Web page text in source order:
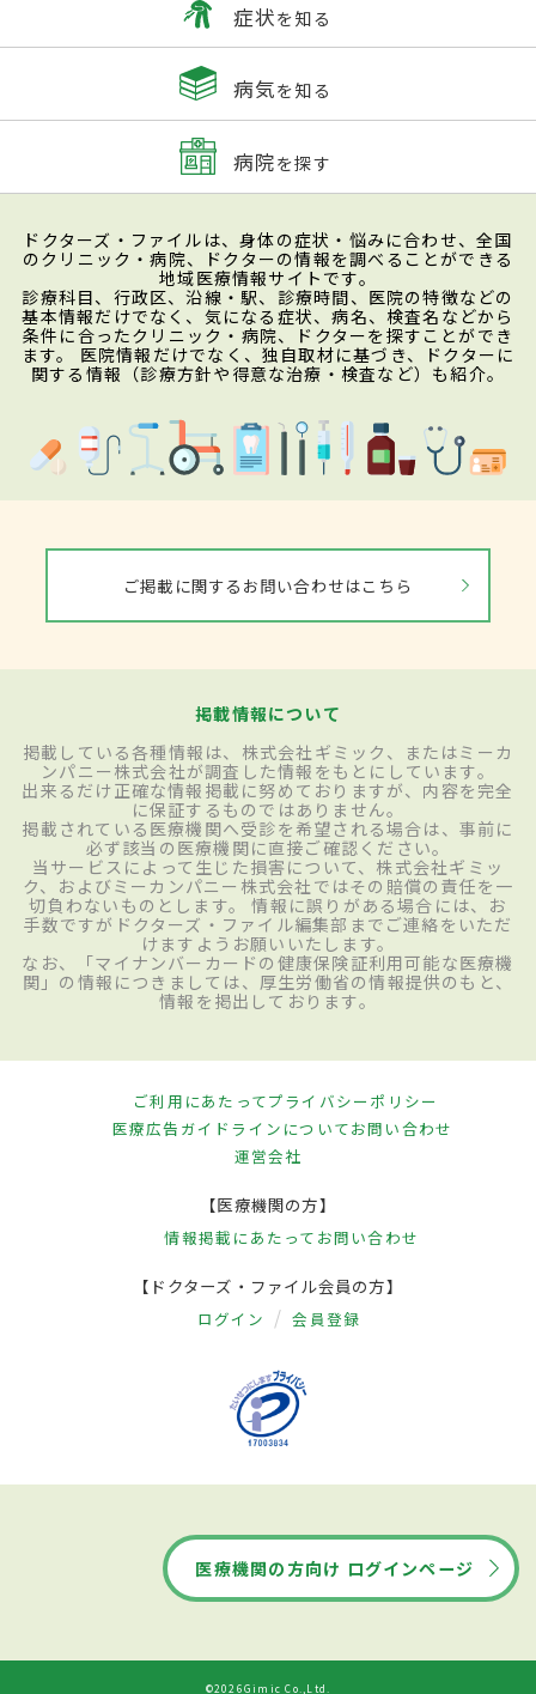
症状を知る
病気を知る
病院を探す
ドクターズ・ファイルは、身体の症状・悩みに合わせ、全国
のクリニック・病院、ドクターの情報を調べることができる
地域医療情報サイトです。
診療科目、行政区、沿線・駅、診療時間、医院の特徴などの
基本情報だけでなく、気になる症状、病名、検査名などから
条件に合ったクリニック・病院、ドクターを探すことができ
ます。 医院情報だけでなく、独自取材に基づき、ドクターに
関する情報（診療方針や得意な治療・検査など）も紹介。
ご掲載に関するお問い合わせはこちら
掲載情報について
掲載している各種情報は、株式会社ギミック、またはミーカ
ンパニー株式会社が調査した情報をもとにしています。
出来るだけ正確な情報掲載に努めておりますが、内容を完全
に保証するものではありません。
掲載されている医療機関へ受診を希望される場合は、事前に
必ず該当の医療機関に直接ご確認ください。
当サービスによって生じた損害について、株式会社ギミッ
ク、およびミーカンパニー株式会社ではその賠償の責任を一
切負わないものとします。 情報に誤りがある場合には、お
手数ですがドクターズ・ファイル編集部までご連絡をいただ
けますようお願いいたします。
なお、「マイナンバーカードの健康保険証利用可能な医療機
関」の情報につきましては、厚生労働省の情報提供のもと、
情報を掲出しております。
ご利用にあたってプライバシーポリシー
医療広告ガイドラインについてお問い合わせ
運営会社
【医療機関の方】
情報掲載にあたって お問い合わせ
【ドクターズ・ファイル会員の方】
ログイン 会員登録
医療機関の方向け ログインページ
©2026Gimic Co.,Ltd.